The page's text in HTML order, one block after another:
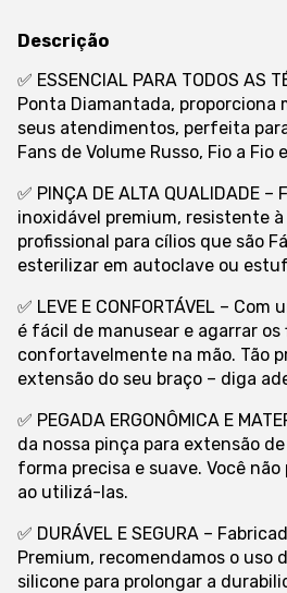
Descrição
✅ ESSENCIAL PARA TODOS AS
Ponta Diamantada, proporciona
seus atendimentos, perfeita
Fans de Volume Russo, Fio a Fio
✅ PINÇA DE ALTA QUALIDADE
inoxidável premium, resistente
profissional para cílios que são
esterilizar em autoclave ou
✅ LEVE E CONFORTÁVEL –
é fácil de manusear e agarrar os
confortavelmente na mão. Tão
extensão do seu braço – diga
✅ PEGADA ERGONÔMICA E
da nossa pinça para extensão
forma precisa e suave. Você
ao utilizá-las.
✅ DURÁVEL E SEGURA –
Premium, recomendamos o uso
silicone para prolongar a